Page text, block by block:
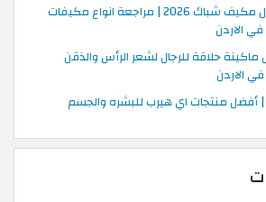
تعرف على افضل مكيف شباك 2026 | مراجعة انواع مكيفات
الاردن
حلاقة للرجال لشعر الرأس والذقن
| أفضل منتجات اي هيرب للبشره والجسم